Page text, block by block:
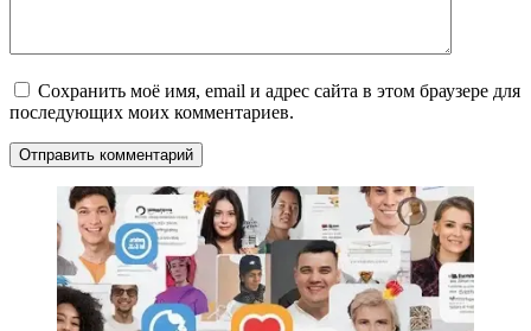
Сохранить моё имя, email и адрес сайта в этом браузере для
последующих моих комментариев.